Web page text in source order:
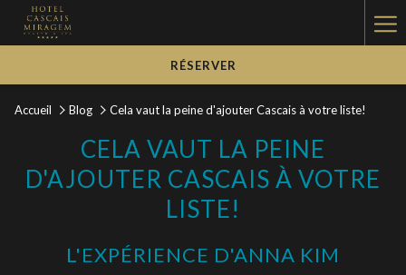
RÉSERVER
Accueil Blog Cela vaut la peine d'ajouter Cascais à votre liste!
CELA VAUT LA PEINE
D'AJOUTER CASCAIS À VOTRE
LISTE!
L'EXPÉRIENCE D'ANNA KIM